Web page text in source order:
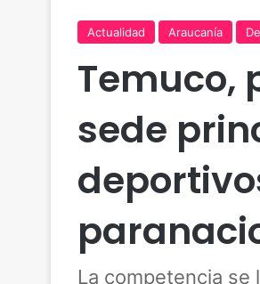
Actualidad Araucanía
Temuco,
sede
La competencia se